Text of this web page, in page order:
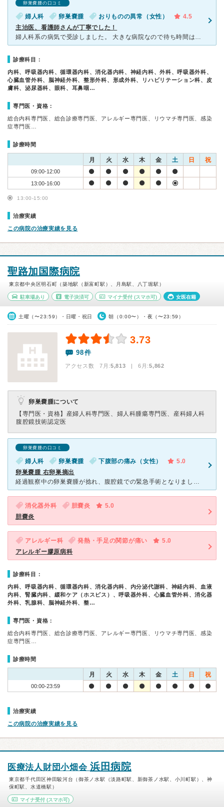
卵巣嚢腫の口コミ
婦人科 卵巣嚢腫 おりものの異常（女性）
4.5
主治医、看護師さんが丁寧でした！
婦人科系の病気で受診しました。 大きな病院なので待ち時間はかなり長く1回4時間程度かかるのがしんどかったですが、主治医の女の先生は付き添いの家族にも丁寧に説明してくださりわかりやすかったです。 コ
診療科目：
内科、呼吸器内科、循環器内科、消化器内科、神経内科、外科、呼吸器外科、
心臓血管外科、脳神経外科、整形外科、形成外科、リハビリテーション科、皮
膚科、泌尿器科、眼科、耳鼻咽…
専門医・資格：
総合内科専門医、総合診療専門医、アレルギー専門医、リウマチ専門医、感染
症専門医…
診療時間
月 火 水 木 金 土 日 祝
09:00-12:00
13:00-16:00
13:00-15:00
治療実績
この病院の治療実績を見る
聖路加国際病院
東京都中央区明石町（築地駅（新富町駅）、月島駅、八丁堀駅）
駐車場あり 電子決済可 マイナ受付 (スマホ可) 女医在籍
土曜（〜23:59）・日曜・祝日 朝（0:00〜）・夜（〜23:59）
3.73
98件
アクセス数 7月:5,813 | 6月:5,862
卵巣嚢腫について
【専門医・資格】 産婦人科専門医、婦人科腫瘍専門医、産科婦人科
腹腔鏡技術認定医
卵巣嚢腫の口コミ
婦人科 卵巣嚢腫 下腹部の痛み（女性）
5.0
卵巣嚢腫 右卵巣摘出
経過観察中の卵巣嚢腫が捻れ、腹腔鏡での緊急手術となりました。 手術室があくまで少し時間がかかったのですが、救急担当の看護師さんは痛みで苦しむ私にずっと声かけをしてくれました。 婦人科の執刀医の
消化器外科 胆嚢炎
5.0
胆嚢炎
アレルギー科 発熱・手足の関節が痛い
5.0
アレルギー膠原病科
診療科目：
内科、呼吸器内科、循環器内科、消化器内科、内分泌代謝科、神経内科、血液
内科、腎臓内科、緩和ケア（ホスピス）、呼吸器外科、心臓血管外科、消化器
外科、乳腺科、脳神経外科、整…
専門医・資格：
総合内科専門医、総合診療専門医、アレルギー専門医、リウマチ専門医、感染
症専門医…
診療時間
月 火 水 木 金 土 日 祝
00:00-23:59
治療実績
この病院の治療実績を見る
医療法人財団小畑会 浜田病院
東京都千代田区神田駿河台（御茶ノ水駅（淡路町駅、新御茶ノ水駅、小川町駅）、神
保町駅、水道橋駅）
マイナ受付 (スマホ可)